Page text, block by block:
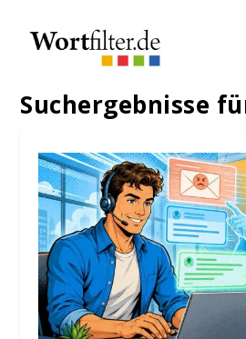
Suchergebnisse